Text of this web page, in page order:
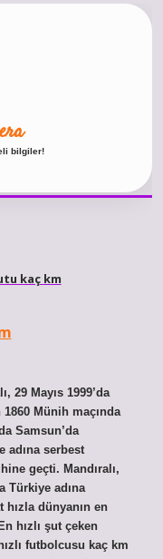
bilgiler!
kaç km
29 Mayıs 1999’da
Münih maçında
Samsun’da
adına serbest
geçti. Mandıralı,
Türkiye adına
hızla dünyanın en
hızlı şut çeken
futbolcusu kaç km